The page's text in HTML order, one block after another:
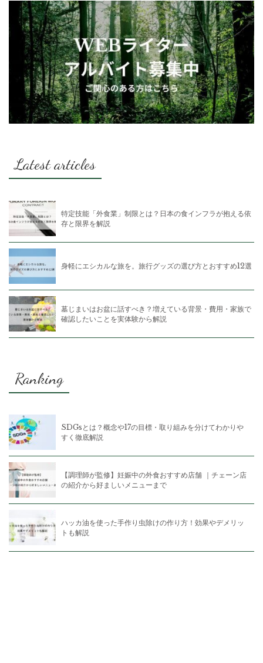
Latest articles
特定技能「外食業」制限とは？日本の食インフラが抱える依
存と限界を解説
身軽にエシカルな旅を。旅行グッズの選び方とおすすめ12選
墓じまいはお盆に話すべき？増えている背景・費用・家族で
確認したいことを実体験から解説
Ranking
SDGsとは？概念や17の目標・取り組みを分けてわかりや
すく徹底解説
【調理師が監修】妊娠中の外食おすすめ店舗 ｜チェーン店
の紹介から好ましいメニューまで
ハッカ油を使った手作り虫除けの作り方！効果やデメリッ
トも解説